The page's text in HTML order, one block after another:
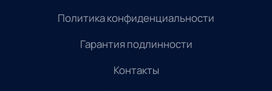
Политика конфиденциальности
Гарантия подлинности
Контакты